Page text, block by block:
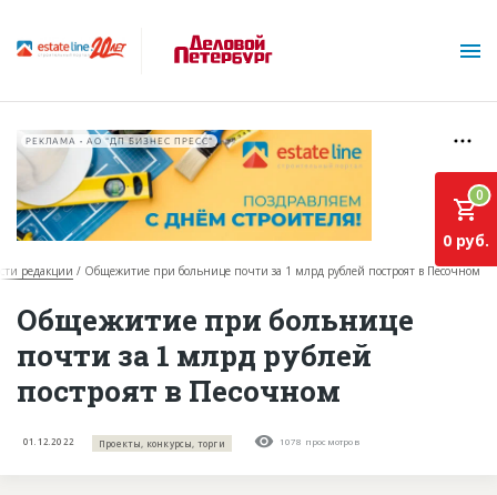
О проекте
Горячие объекты
База строящихся объектов
Инвестпроекты
Глоссарий
РЕКЛАМА • АО "ДП БИЗНЕС ПРЕСС"
редакции Общежитие при больнице почти за 1 млрд рублей построят в Песочном
Общежитие при больнице
почти за 1 млрд рублей
построят в Песочном
01.12.2022 Проекты, конкурсы, торги 1078 просмотров
0
0 руб.